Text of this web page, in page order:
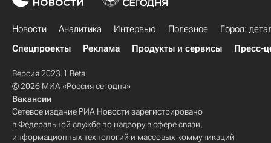
Новости Аналитика Интервью Полезное
Город:
Спецпроекты
Реклама Продукты и сервисы Пресс-
Версия 2023.1 Beta
© 2026 МИА «Россия сегодня»
Вакансии
Сетевое издание РИА Новости зарегистрировано
в Федеральной службе по надзору в сфере связи,
информационных технологий и массовых коммуникаций